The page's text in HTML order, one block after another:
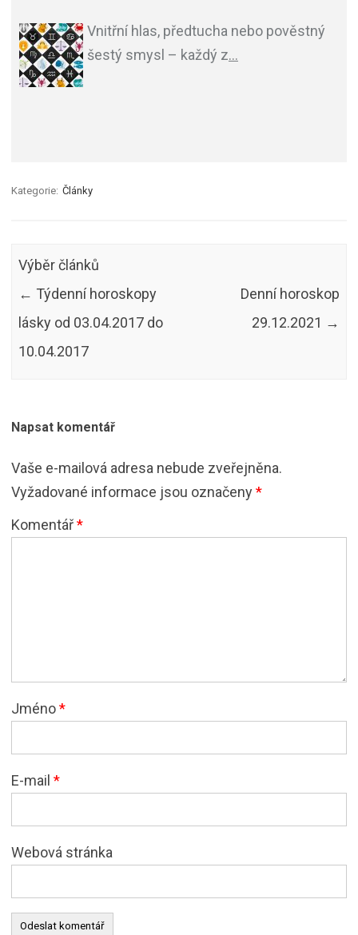
Vnitřní hlas, předtucha nebo pověstný
šestý smysl – každý z…
Kategorie: Články
Výběr článků
← Týdenní horoskopy
lásky od 03.04.2017 do
10.04.2017
Denní horoskop
29.12.2021 →
Napsat komentář
Vaše e-mailová adresa nebude zveřejněna.
Vyžadované informace jsou označeny*
Komentář*
Jméno*
E-mail *
Webová stránka